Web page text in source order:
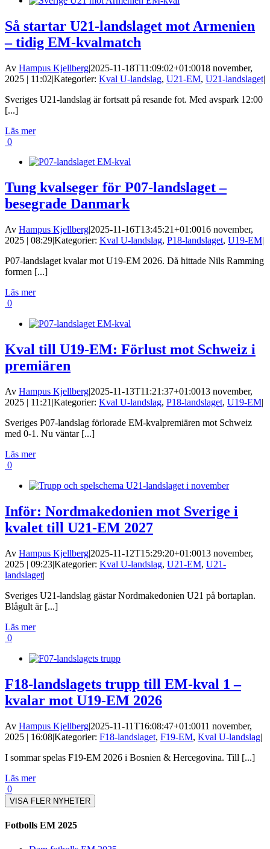
Så startar U21-landslaget mot Armenien
– tidig EM-kvalmatch
Av Hampus Kjellberg|2025-11-18T11:09:02+01:0018 november,
2025 | 11:02|Kategorier: Kval U-landslag, U21-EM, U21-landslaget|
Sveriges U21-landslag är fortsatt på resande fot. Med avspark 12:00
[...]
Läs mer
0
Tung kvalseger för P07-landslaget –
besegrade Danmark
Av Hampus Kjellberg|2025-11-16T13:45:21+01:0016 november,
2025 | 08:29|Kategorier: Kval U-landslag, P18-landslaget, U19-EM|
P07-landslaget kvalar mot U19-EM 2026. Då hittade Nils Ramming
formen [...]
Läs mer
0
Kval till U19-EM: Förlust mot Schweiz i
premiären
Av Hampus Kjellberg|2025-11-13T11:21:37+01:0013 november,
2025 | 11:21 |Kategorier: Kval U-landslag, P18-landslaget, U19-EM|
Sveriges P07-landslag förlorade EM-kvalpremiären mot Schweiz
med 0-1. Nu väntar [...]
Läs mer
0
Inför: Nordmakedonien mot Sverige i
kvalet till U21-EM 2027
Av Hampus Kjellberg|2025-11-12T15:29:20+01:0013 november,
2025 | 09:23|Kategorier: Kval U-landslag, U21-EM, U21-
landslaget|
Sveriges U21-landslag gästar Nordmakedonien U21 på bortaplan.
Blågult är [...]
Läs mer
0
F18-landslagets trupp till EM-kval 1 –
kvalar mot U19-EM 2026
Av Hampus Kjellberg|2025-11-11T16:08:47+01:0011 november,
2025 | 16:08|Kategorier: F18-landslaget, F19-EM, Kval U-landslag|
I sommar spelas F19-EM 2026 i Bosnien & Hercegovina. Till [...]
Läs mer
0
VISA FLER NYHETER
Fotbolls EM 2025